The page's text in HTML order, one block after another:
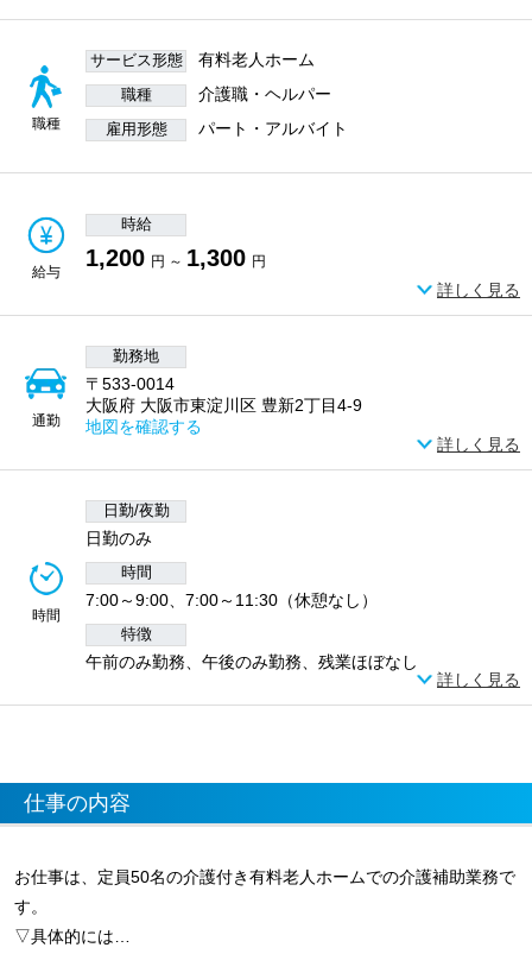
職種
サービス形態 有料老人ホーム
職種 介護職・ヘルパー
雇用形態 パート・アルバイト
給与
時給
1,200 円 ～ 1,300 円
詳しく見る
通勤
勤務地
〒533-0014
大阪府 大阪市東淀川区 豊新2丁目4-9
地図を確認する
詳しく見る
時間
日勤/夜勤
日勤のみ
時間
7:00～9:00、7:00～11:30（休憩なし）
特徴
午前のみ勤務、午後のみ勤務、残業ほぼなし
詳しく見る
仕事の内容
お仕事は、定員50名の介護付き有料老人ホームでの介護補助業務で
す。
▽具体的には…